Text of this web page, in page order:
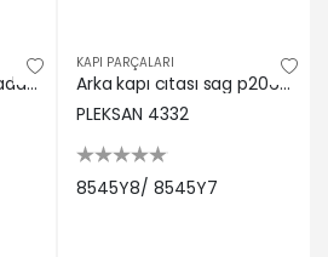
Arka kapı cıtası sag caddy 06> Pleksan 2K0853536E
KAPI PARÇALARI
Arka kapı cıtası sag p206 sıyah Pleksan 8545Y8/ 8545Y7
PLEKSAN 4332
8545Y8/ 8545Y7